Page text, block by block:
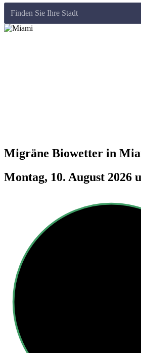
Finden Sie Ihre Stadt
Migräne Biowetter in
Montag, 10. August 2026